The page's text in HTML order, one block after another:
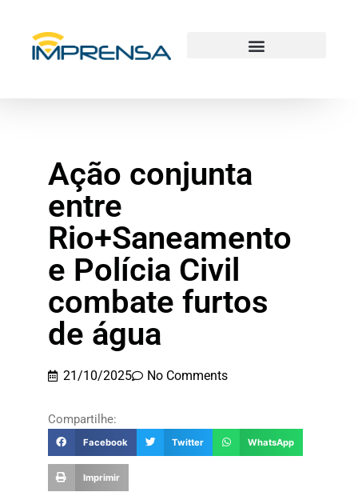
Ação conjunta
entre
Rio+Saneamento
e Polícia Civil
combate furtos
de água
21/10/2025 No Comments
Compartilhe:
Facebook Twitter WhatsApp
Imprimir